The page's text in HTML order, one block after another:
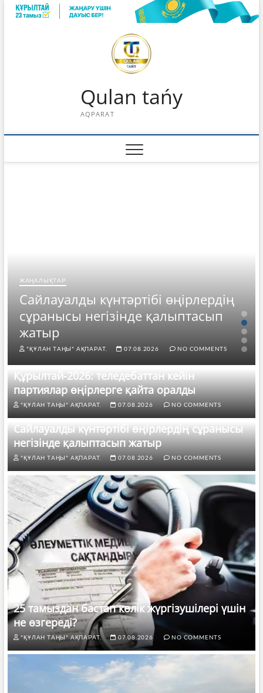
Skip
Qulan tańy
AQPARAT
ЖАҢАЛЫҚТАР
Сайлауалды күнтәртібі өңірлердің
сұранысы негізінде қалыптасып
жатыр
"ҚҰЛАН ТАҢЫ" АҚПАРАТ. 07.08.2026 NO COMMENTS
Құрылтай-2026: теледебаттан кейін
партиялар өңірлерге қайта оралды
"ҚҰЛАН ТАҢЫ" АҚПАРАТ. 07.08.2026 NO COMMENTS
Сайлауалды күнтәртібі өңірлердің сұранысы
негізінде қалыптасып жатыр
"ҚҰЛАН ТАҢЫ" АҚПАРАТ. 07.08.2026 NO COMMENTS
25 тамыздан бастап көлік жүргізушілері үшін
не өзгереді?
"ҚҰЛАН ТАҢЫ" АҚПАРАТ. 07.08.2026 NO COMMENTS